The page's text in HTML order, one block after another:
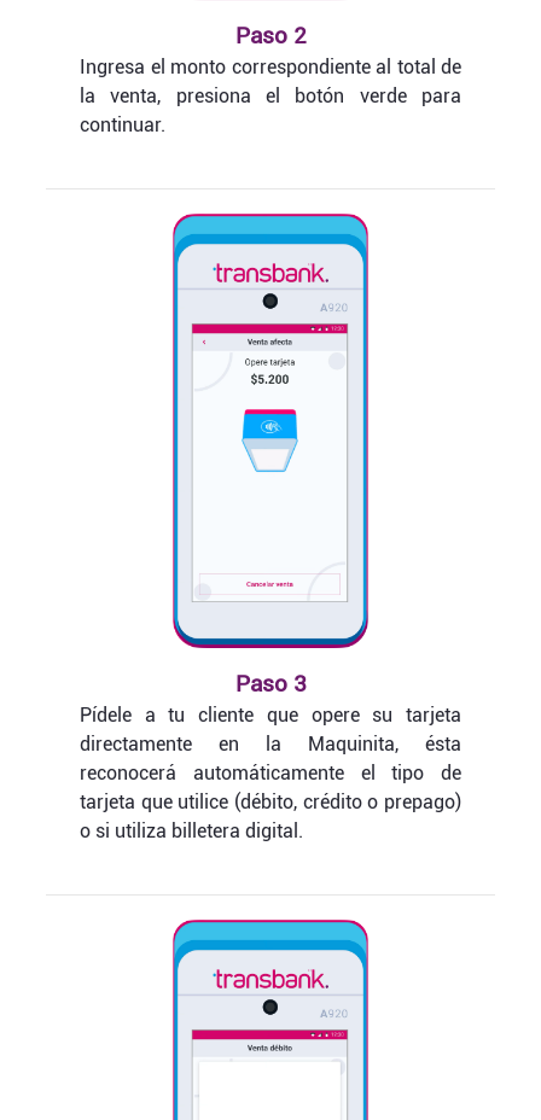
Paso 2
Ingresa el monto correspondiente al total de
la venta, presiona el botón verde para
continuar.
Paso 3
Pídele a tu cliente que opere su tarjeta
directamente en la Maquinita, ésta
reconocerá automáticamente el tipo de
tarjeta que utilice (débito, crédito o prepago)
o si utiliza billetera digital.